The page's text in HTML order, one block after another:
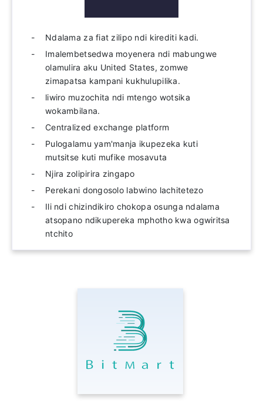
Ndalama za fiat zilipo ndi kirediti kadi.
Imalembetsedwa moyenera ndi mabungwe
olamulira aku United States, zomwe
zimapatsa kampani kukhulupilika.
liwiro muzochita ndi mtengo wotsika
wokambilana.
Centralized exchange platform
Pulogalamu yam'manja ikupezeka kuti
mutsitse kuti mufike mosavuta
Njira zolipirira zingapo
Perekani dongosolo labwino lachitetezo
Ili ndi chizindikiro chokopa osunga ndalama
atsopano ndikupereka mphotho kwa ogwiritsa
ntchito